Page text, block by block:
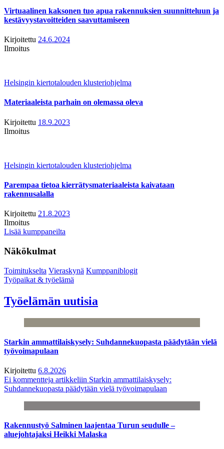
Virtuaalinen kaksonen tuo apua rakennuksien suunnitteluun ja
kestävyystavoitteiden saavuttamiseen
Kirjoitettu 24.6.2024
Ilmoitus
Helsingin kiertotalouden klusteriohjelma
Materiaaleista parhain on olemassa oleva
Kirjoitettu 18.9.2023
Ilmoitus
Helsingin kiertotalouden klusteriohjelma
Parempaa tietoa kierrätysmateriaaleista kaivataan
rakennusalalla
Kirjoitettu 21.8.2023
Ilmoitus
Lisää kumppaneilta
Näkökulmat
Toimitukselta Vieraskynä Kumppaniblogit
Työpaikat & työelämä
Työelämän uutisia
Starkin ammattilaiskysely: Suhdannekuopasta päädytään vielä
työvoimapulaan
Kirjoitettu 6.8.2026
Ei kommentteja artikkeliin Starkin ammattilaiskysely:
Suhdannekuopasta päädytään vielä työvoimapulaan
Rakennustyö Salminen laajentaa Turun seudulle –
aluejohtajaksi Heikki Malaska